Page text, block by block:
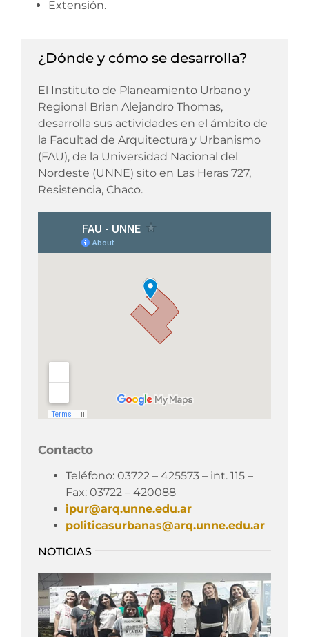
Extensión.
¿Dónde y cómo se desarrolla?
El Instituto de Planeamiento Urbano y
Regional Brian Alejandro Thomas,
desarrolla sus actividades en el ámbito de
la Facultad de Arquitectura y Urbanismo
(FAU), de la Universidad Nacional del
Nordeste (UNNE) sito en Las Heras 727,
Resistencia, Chaco.
Contacto
Teléfono: 03722 – 425573 – int. 115 –
Fax: 03722 – 420088
ipur@arq.unne.edu.ar
politicasurbanas@arq.unne.edu.ar
NOTICIAS